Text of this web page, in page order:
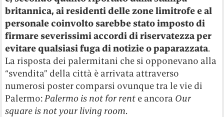
britannica, ai residenti delle zone limitrofe e al
personale coinvolto sarebbe stato imposto di
firmare severissimi accordi di riservatezza per
evitare qualsiasi fuga di notizie o paparazzata.
La risposta dei palermitani che si opponevano alla
“svendita” della città è arrivata attraverso
numerosi poster comparsi ovunque tra le vie di
Palermo:Palermo is not for rent e ancora Our
square is not your living room.